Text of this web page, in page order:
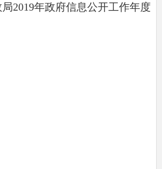
2019年政府信息公开工作年度